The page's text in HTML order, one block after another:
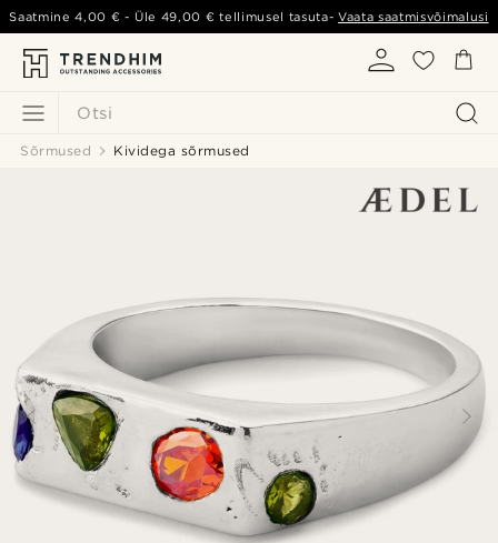
Otsi
Saatmine4,00 € - Üle 49,00 € tellimusel tasuta-Vaata saatmisvõimalusi
Sõrmused Kividega sõrmused